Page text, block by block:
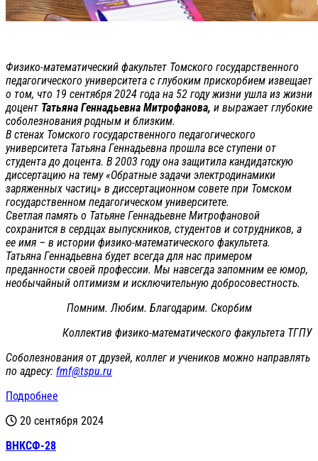
Физико-математический факультет Томского государственного
педагогического университета с глубоким прискорбием извещает
о том, что 19 сентября 2024 года на 52 году жизни ушла из жизни
доцент Татьяна Геннадьевна Митрофанова, и выражает глубокие
соболезнования родным и близким.
В стенах Томского государственного педагогического
университета Татьяна Геннадьевна прошла все ступени от
студента до доцента. В 2003 году она защитила кандидатскую
диссертацию на тему «Обратные задачи электродинамики
заряженных частиц» в диссертационном совете при Томском
государственном педагогическом университете.
Светлая память о Татьяне Геннадьевне Митрофановой
сохранится в сердцах выпускников, студентов и сотрудников, а
ее имя – в истории физико-математического факультета.
Татьяна Геннадьевна будет всегда для нас примером
преданности своей профессии. Мы навсегда запомним ее юмор,
необычайный оптимизм и исключительную добросовестность.
Помним. Любим. Благодарим. Скорбим
Коллектив физико-математического факультета ТГПУ
Соболезнования от друзей, коллег и учеников можно направлять
по адресу: fmf@tspu.ru
Подробнее
20 сентября 2024
ВНКСФ-28